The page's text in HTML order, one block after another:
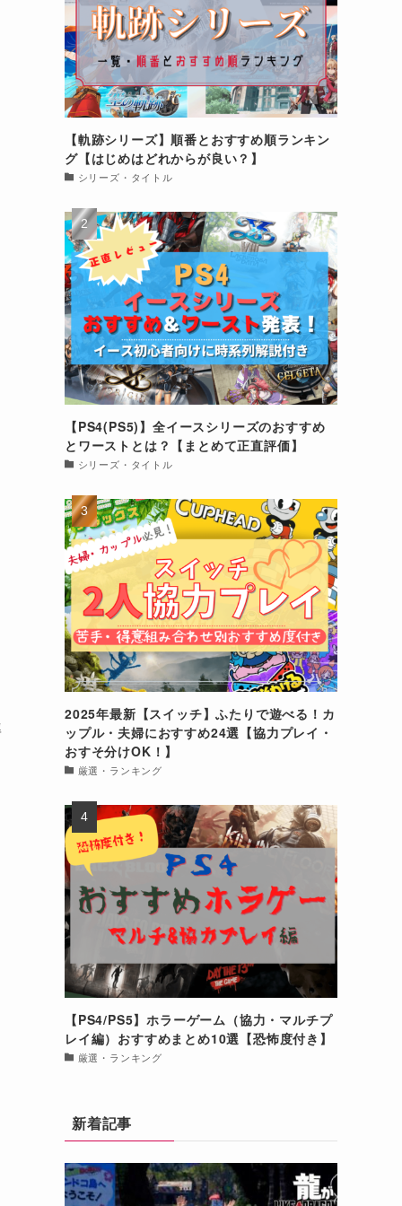
【軌跡シリーズ】順番とおすすめ順ランキン
グ【はじめはどれからが良い？】
シリーズ・タイトル
【PS4(PS5)】全イースシリーズのおすすめ
とワーストとは？【まとめて正直評価】
シリーズ・タイトル
2025年最新【スイッチ】ふたりで遊べる！カ
ップル・夫婦におすすめ24選【協力プレイ・
おすそ分けOK！】
厳選・ランキング
【PS4/PS5】ホラーゲーム（協力・マルチプ
レイ編）おすすめまとめ10選【恐怖度付き】
厳選・ランキング
新着記事